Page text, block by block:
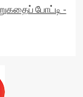
போட்டி -